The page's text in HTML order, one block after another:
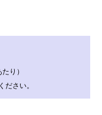
り）
さい。